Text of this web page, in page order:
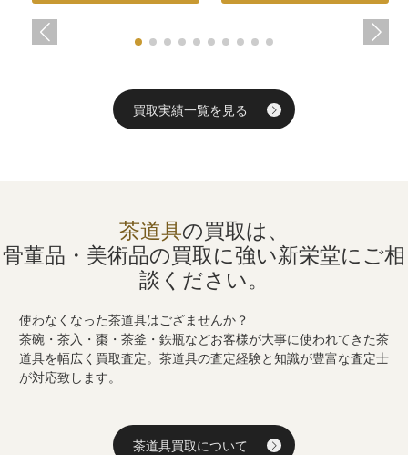
買取実績一覧を見る
茶道具の買取は、
骨董品・美術品の買取に強い新栄堂にご相
談ください。
使わなくなった茶道具はござませんか？
茶碗・茶入・棗・茶釜・鉄瓶などお客様が大事に使われてきた茶
道具を幅広く買取査定。茶道具の査定経験と知識が豊富な査定士
が対応致します。
茶道具買取について